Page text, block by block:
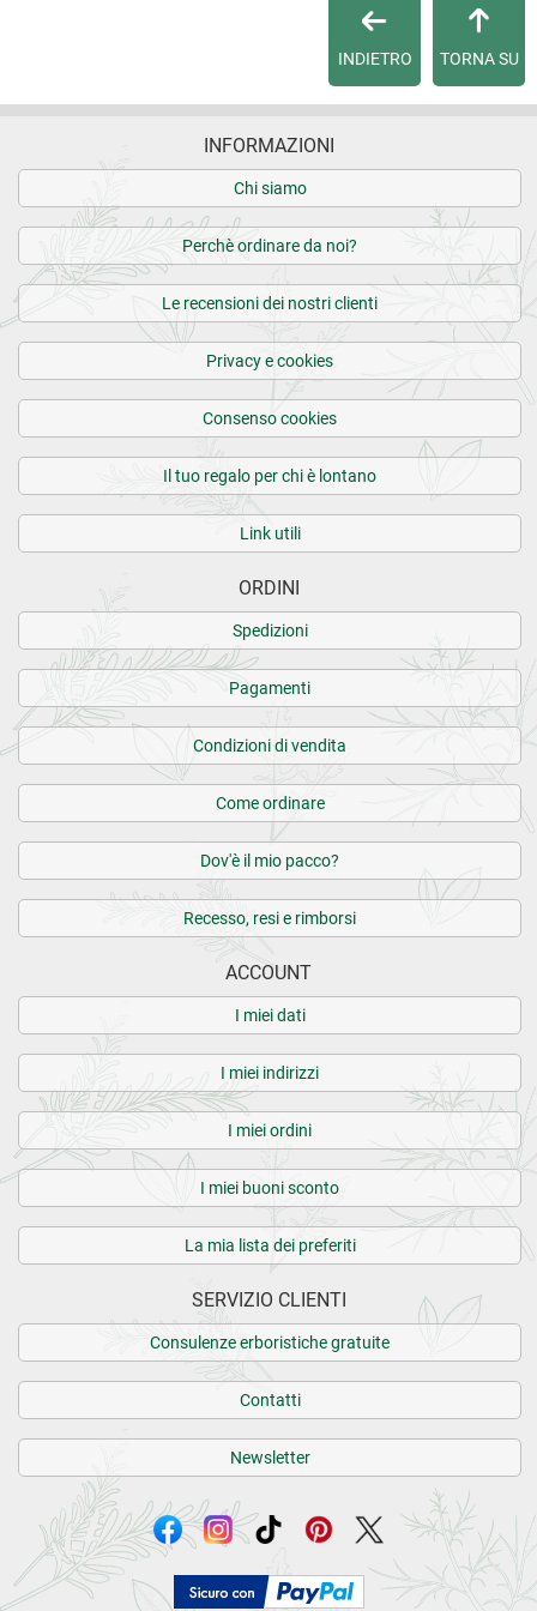
eKomi
Condizioni di vendita
TORNA SU
INDIETRO
INFORMAZIONI
Chi siamo
Perchè ordinare da noi?
Le recensioni dei nostri clienti
Privacy e cookies
Consenso cookies
Il tuo regalo per chi è lontano
Link utili
ORDINI
Spedizioni
Pagamenti
Condizioni di vendita
Come ordinare
Dov'è il mio pacco?
Recesso, resi e rimborsi
ACCOUNT
I miei dati
I miei indirizzi
I miei ordini
I miei buoni sconto
La mia lista dei preferiti
SERVIZIO CLIENTI
Consulenze erboristiche gratuite
Contatti
Newsletter